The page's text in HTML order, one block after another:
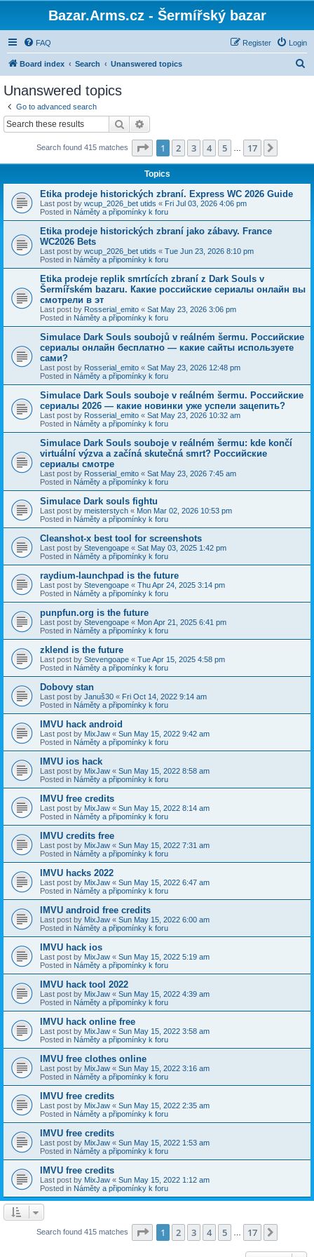
Bazar.Arms.cz - Šermířský bazar
FAQ Login
Register
Board index Search Unanswered topics
Unanswered topics
Go to advanced search
Search
Search found 415 matches Page 1of 17
1 2 3 4 5 17
Topics
Etika prodeje historických zbraní. Express WC 2026 Guide
Last post by wcup_2026_bet utids « Fri Jul 03, 2026 4:06 pm
Posted in Náměty a připomínky k foru
Etika prodeje historických zbraní jako zábavy. France
WC2026 Bets
Last post by wcup_2026_bet utids « Tue Jun 23, 2026 8:10 pm
Posted in Náměty a připomínky k foru
Etika prodeje replik smrtících zbraní z Dark Souls v
Šermířském bazaru. Какие российские сериалы онлайн вы
смотрели в эт
Last post by Rosserial_emito « Sat May 23, 2026 3:06 pm
Posted in Náměty a připomínky k foru
Simulace Dark Souls soubojů v reálném šermu. Российские
сериалы онлайн бесплатно — какие сайты используете
сами?
Last post by Rosserial_emito « Sat May 23, 2026 12:48 pm
Posted in Náměty a připomínky k foru
Simulace Dark Souls souboje v reálném šermu. Российские
сериалы 2026 — какие новинки уже успели зацепить?
Last post by Rosserial_emito « Sat May 23, 2026 10:32 am
Posted in Náměty a připomínky k foru
Simulace Dark Souls souboje v reálném šermu: kde končí
virtuální výzva a začíná skutečná smrt? Российские
сериалы смотре
Last post by Rosserial_emito « Sat May 23, 2026 7:45 am
Posted in Náměty a připomínky k foru
Simulace Dark souls fightu
Last post by meisterstych « Mon Mar 02, 2026 10:53 pm
Posted in Náměty a připomínky k foru
Cleanshot-x best tool for screenshots
Last post by Stevengoape « Sat May 03, 2025 1:42 pm
Posted in Náměty a připomínky k foru
raydium-launchpad is the future
Last post by Stevengoape « Thu Apr 24, 2025 3:14 pm
Posted in Náměty a připomínky k foru
punpfun.org is the future
Last post by Stevengoape « Mon Apr 21, 2025 6:41 pm
Posted in Náměty a připomínky k foru
zklend is the future
Last post by Stevengoape « Tue Apr 15, 2025 4:58 pm
Posted in Náměty a připomínky k foru
Dobovy stan
Last post by Januš30 « Fri Oct 14, 2022 9:14 am
Posted in Náměty a připomínky k foru
IMVU hack android
Last post by MixJaw « Sun May 15, 2022 9:42 am
Posted in Náměty a připomínky k foru
IMVU ios hack
Last post by MixJaw « Sun May 15, 2022 8:58 am
Posted in Náměty a připomínky k foru
IMVU free credits
Last post by MixJaw « Sun May 15, 2022 8:14 am
Posted in Náměty a připomínky k foru
IMVU credits free
Last post by MixJaw « Sun May 15, 2022 7:31 am
Posted in Náměty a připomínky k foru
IMVU hacks 2022
Last post by MixJaw « Sun May 15, 2022 6:47 am
Posted in Náměty a připomínky k foru
IMVU android free credits
Last post by MixJaw « Sun May 15, 2022 6:00 am
Posted in Náměty a připomínky k foru
IMVU hack ios
Last post by MixJaw « Sun May 15, 2022 5:19 am
Posted in Náměty a připomínky k foru
IMVU hack tool 2022
Last post by MixJaw « Sun May 15, 2022 4:39 am
Posted in Náměty a připomínky k foru
IMVU hack online free
Last post by MixJaw « Sun May 15, 2022 3:58 am
Posted in Náměty a připomínky k foru
IMVU free clothes online
Last post by MixJaw « Sun May 15, 2022 3:16 am
Posted in Náměty a připomínky k foru
IMVU free credits
Last post by MixJaw « Sun May 15, 2022 2:35 am
Posted in Náměty a připomínky k foru
IMVU free credits
Last post by MixJaw « Sun May 15, 2022 1:53 am
Posted in Náměty a připomínky k foru
IMVU free credits
Last post by MixJaw « Sun May 15, 2022 1:12 am
Posted in Náměty a připomínky k foru
Search found 415 matches Page 1of 17
1 2 3 4 5 17